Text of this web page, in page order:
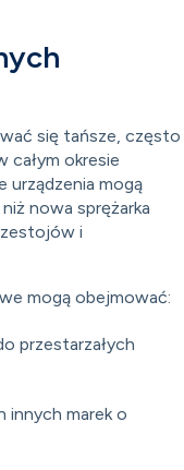
się tańsze, często
okresie
urządzenia mogą
niż nowa sprężarka
i
mogą obejmować:
przestarzałych
innych marek o